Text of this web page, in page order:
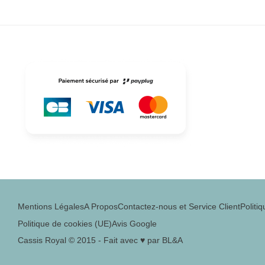
Mentions LégalesA ProposContactez-nous et Service Client
Politique de cookies (UE)Avis Google
Cassis Royal © 2015 - Fait avec ♥ par BL&A